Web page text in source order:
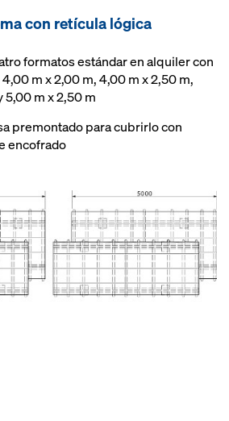
con retícula lógi­ca
formatos estándar en alquiler con
m x 2,00 m, 4,00 m x 2,50 m,
5,00 m x 2,50 m
premontado para cubrirlo con
encofrado